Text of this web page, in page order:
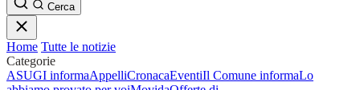
Cerca
Home Tutte le notizie
Categorie
ASUGI informaAppelliCronacaEventiIl Comune informaLo